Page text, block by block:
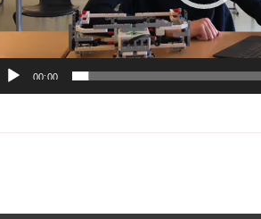
00:00